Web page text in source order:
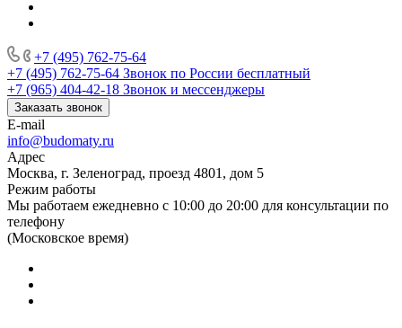
+7 (495) 762-75-64
+7 (495) 762-75-64 Звонок по России бесплатный
+7 (965) 404-42-18 Звонок и мессенджеры
Заказать звонок
E-mail
info@budomaty.ru
Адрес
Москва, г. Зеленоград, проезд 4801, дом 5
Режим работы
Мы работаем ежедневно с 10:00 до 20:00 для консультации по
телефону
(Московское время)